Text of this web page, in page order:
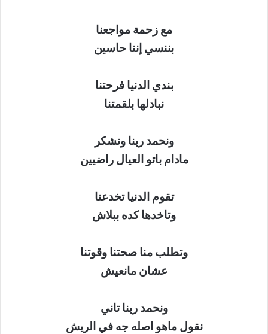
مع زحمة مواجعنا
بننسي إننا حاسين
بندي الدنيا فرحتنا
نبادلها بلقمتنا
ونحمد ربنا ونشكر
مادام باتو العيال راضيين
تقوم الدنيا تخدعنا
وتاخدها كده ببلاش
وتطلب منا صحتنا وقوتنا
عشان مانعيش
ونحمد ربنا تاني
نقول ماهو اصله جه في الريش